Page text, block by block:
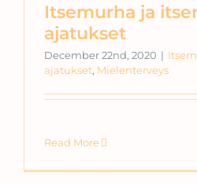
Itsemurha ja
ajatukset
December 22nd, 2020 |
ajatukset, Mielenterveys
Read More